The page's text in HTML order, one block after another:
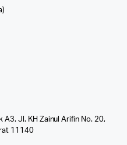
A3. Jl. KH Zainul Arifin No. 20,
11140